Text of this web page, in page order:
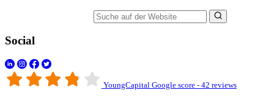
Social
YoungCapital Google score - 42 reviews